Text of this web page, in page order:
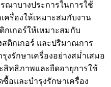
ณาบางประการในการใช้
ครื่องให้เหมาะสมกับงาน
กเกอร์ให้เหมาะสมกับ
กเกอร์ และปริมาณการ
งรักษาเครื่องอย่างสม่ำเสมอ
สิทธิภาพและยืดอายุการใช้
อและบำรุงรักษาเครื่อง